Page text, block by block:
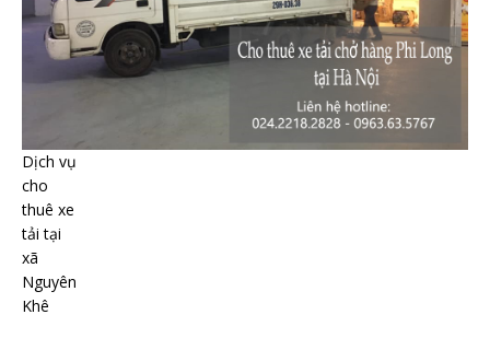
Dịch vụ
cho
thuê xe
tải tại
xã
Nguyên
Khê